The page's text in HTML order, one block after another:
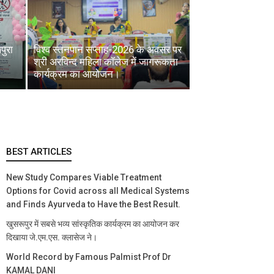
Beyond Metro Cities
विश्व स्तनपान सप्ताह-2026 के अवसर पर
श्री अरविन्द महिला कॉलेज में जागरूकता
कार्यक्रम का आयोजन।
में
BEST ARTICLES
New Study Compares Viable Treatment
Options for Covid across all Medical Systems
and Finds Ayurveda to Have the Best Result.
खुसरूपुर में सबसे भव्य सांस्कृतिक कार्यक्रम का आयोजन कर
दिखाया जे.एम.एस. क्लासेज ने।
World Record by Famous Palmist Prof Dr
KAMAL DANI